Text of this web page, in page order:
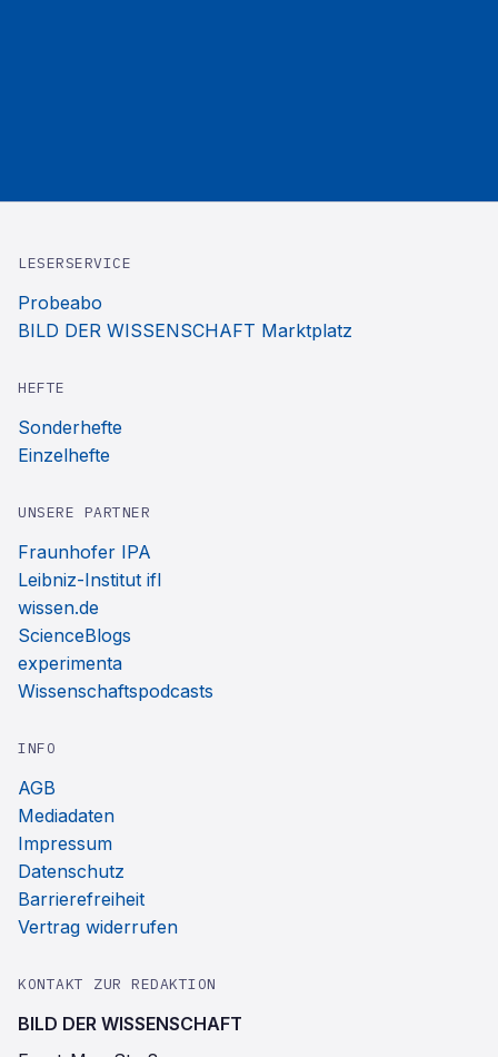
LESERSERVICE
Probeabo
BILD DER WISSENSCHAFT Marktplatz
HEFTE
Sonderhefte
Einzelhefte
UNSERE PARTNER
Fraunhofer IPA
Leibniz-Institut ifl
wissen.de
ScienceBlogs
experimenta
Wissenschaftspodcasts
INFO
AGB
Mediadaten
Impressum
Datenschutz
Barrierefreiheit
Vertrag widerrufen
KONTAKT ZUR REDAKTION
BILD DER WISSENSCHAFT